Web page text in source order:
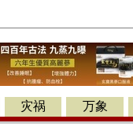
灾祸 万象